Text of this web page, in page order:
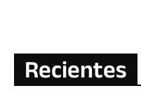
Recientes